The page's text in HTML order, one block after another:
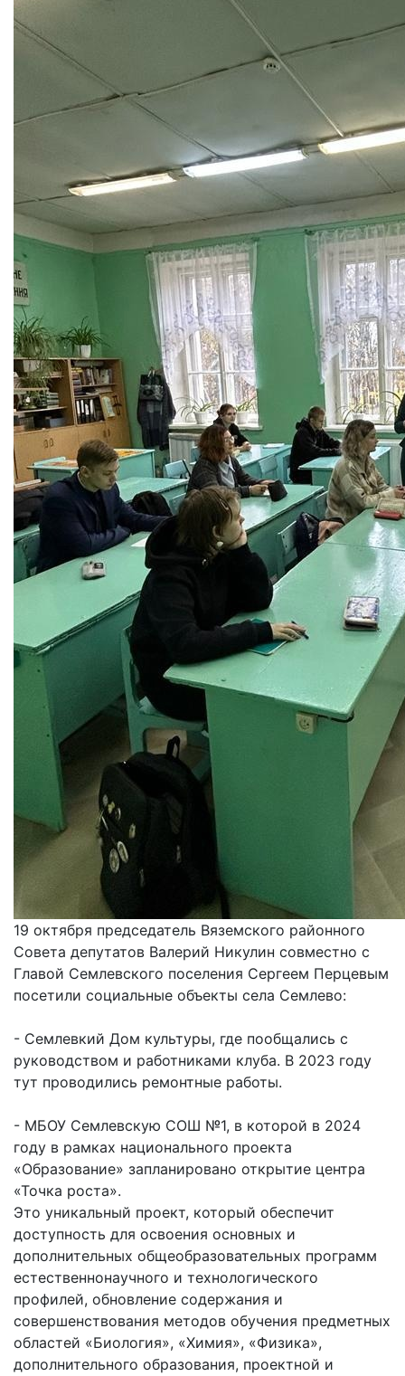
19 октября председатель Вяземского районного
Совета депутатов Валерий Никулин совместно с
Главой Семлевского поселения Сергеем Перцевым
посетили социальные объекты села Семлево:
- Семлевкий Дом культуры, где пообщались с
руководством и работниками клуба. В 2023 году
тут проводились ремонтные работы.
- МБОУ Семлевскую СОШ №1, в которой в 2024
году в рамках национального проекта
«Образование» запланировано открытие центра
«Точка роста».
Это уникальный проект, который обеспечит
доступность для освоения основных и
дополнительных общеобразовательных программ
естественнонаучного и технологического
профилей, обновление содержания и
совершенствования методов обучения предметных
областей «Биология», «Химия», «Физика»,
дополнительного образования, проектной и